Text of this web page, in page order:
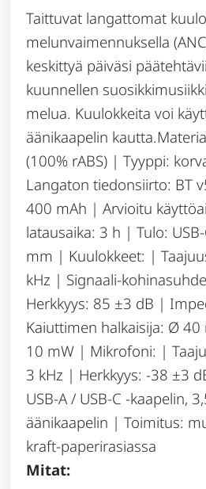
Taittuvat langattomat
melunvaimennuksella
keskittyä päiväsi
kuunnellen
melua. Kuulokkeita voi
äänikaapelin
(100% rABS) | Tyyppi:
Langaton tiedonsiirto: BT
400 mAh | Arvioitu
latausaika: 3 h | Tulo:
mm | Kuulokkeet: |
kHz | Signaali-
Herkkyys: 85 ±3 dB |
Kaiuttimen halkaisija: Ø
10 mW | Mikrofoni: |
3 kHz | Herkkyys: -38 ±3
USB-A / USB-C -kaapelin,
äänikaapelin | Toimitus:
kraft-paperirasiassa
Mitat: